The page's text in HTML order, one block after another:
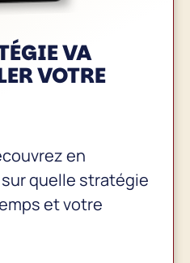
VA
VOTRE
en
quelle stratégie
et votre